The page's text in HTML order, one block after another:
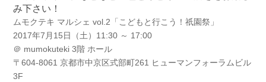
み下さい！
ムモクテキ マルシェ vol.2「こどもと行こう！祇園祭」
2017年7月15日（土）11:30 ～ 17:00
＠ mumokuteki 3階 ホール
〒604-8061 京都市中京区式部町261 ヒューマンフォーラムビル
3F